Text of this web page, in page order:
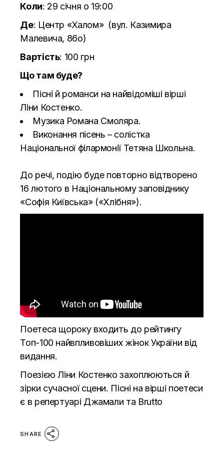
Коли: 29 січня о 19:00
Де: Центр «Халом» (вул. Казимира
Малевича, 86о)
Вартість: 100 грн
Що там буде?
Пісні й романси на найвідоміші вірші
Ліни Костенко.
Музика Романа Смоляра.
Виконання пісень – солістка
Національної філармонії Тетяна Школьна.
До речі, подію буде повторно відтворено
16 лютого в Національному заповіднику
«Софія Київська» («Хлібня»).
Поетеса щороку входить до рейтингу
Топ-100 найвпливовіших жінок України від
видання.
Поезією Ліни Костенко захоплюються й
зірки сучасної сцени. Пісні на вірші поетеси
є в репертуарі Джамали та Brutto
SHARE